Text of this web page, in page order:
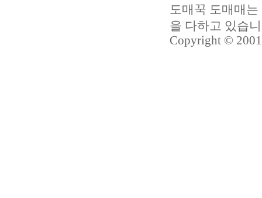
도매꾹 도매매
을 다하고 있습
Copyright ©